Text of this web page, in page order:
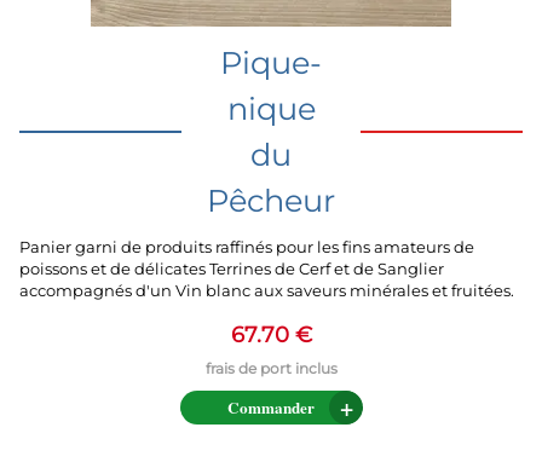
Pique-
nique
du
Pêcheur
Panier garni de produits raffinés pour les fins amateurs de
poissons et de délicates Terrines de Cerf et de Sanglier
accompagnés d'un Vin blanc aux saveurs minérales et fruitées.
67.70 €
Commander